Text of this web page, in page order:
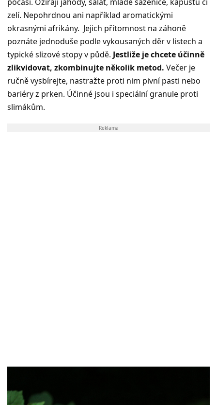
zelí. Nepohrdnou ani například aromatickými
okrasnými afrikány. Jejich přítomnost na záhoně
poznáte jednoduše podle vykousaných děr v listech a
typické slizové stopy v půdě. Jestliže je chcete účinně
zlikvidovat, zkombinujte několik metod. Večer je
ručně vysbírejte, nastražte proti nim pivní pasti nebo
bariéry z prken. Účinné jsou i speciální granule proti
slimákům.
Reklama